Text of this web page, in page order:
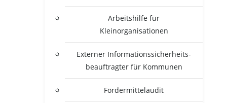
Arbeits­hil­fe für
Kleinorganisationen
Exter­ner Infor­ma­ti­ons­si­cher­heits­
be­auf­trag­ter für Kommunen
För­der­mit­tel­au­dit